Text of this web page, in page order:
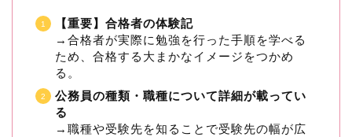
【重要】合格者の体験記
→合格者が実際に勉強を行った手順を学べる
ため、合格する大まかなイメージをつかめ
る。
公務員の種類・職種について詳細が載ってい
る
→職種や受験先を知ることで受験先の幅が広